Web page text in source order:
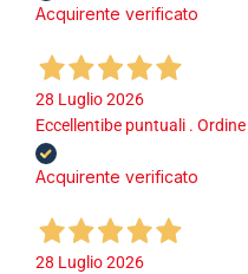
Acquirente verificato
28 Luglio 2026
Eccellentibe puntuali .
Acquirente verificato
28 Luglio 2026